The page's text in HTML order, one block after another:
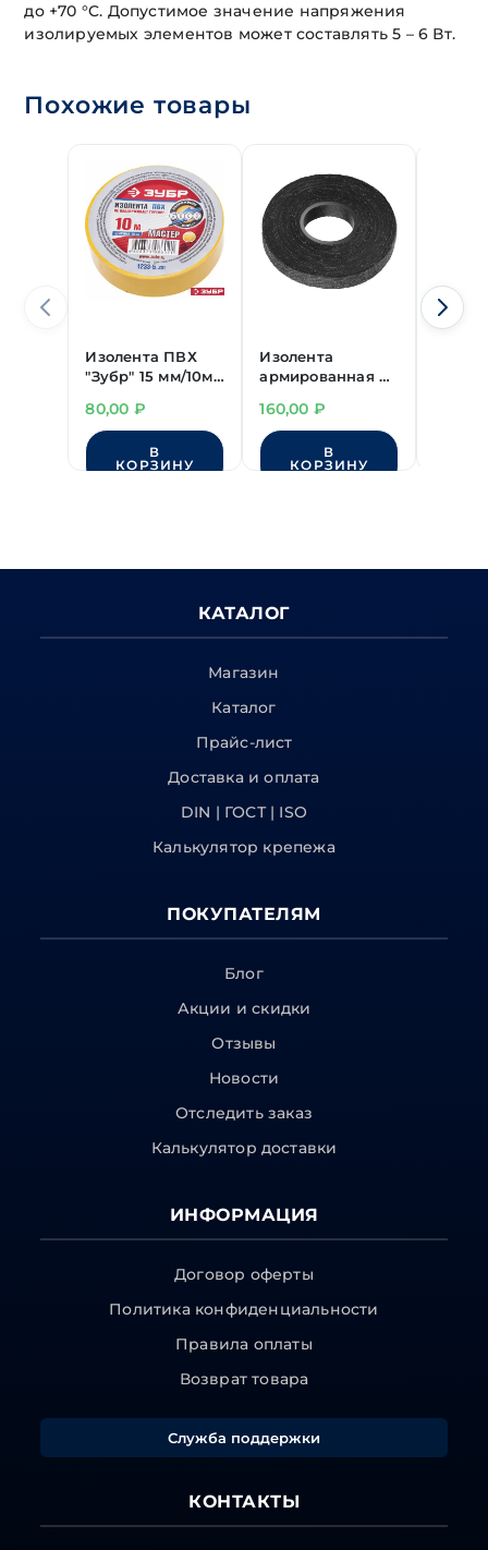
до +70 °C. Допустимое значение напряжения
изолируемых элементов может составлять 5 – 6 Вт.
Похожие товары
Изолента ПВХ
"Зубр" 15 мм/10м
80,00 ₽
В
КОРЗИНУ
Изолента
армированная Х/
18 мм/15м
(черная)
160,00 ₽
В
КОРЗИНУ
КАТАЛОГ
Магазин
Каталог
Прайс-лист
Доставка и оплата
DIN | ГОСТ | ISO
Калькулятор крепежа
ПОКУПАТЕЛЯМ
Блог
Акции и скидки
Отзывы
Новости
Отследить заказ
Калькулятор доставки
ИНФОРМАЦИЯ
Договор оферты
Политика конфиденциальности
Правила оплаты
Возврат товара
Служба поддержки
КОНТАКТЫ